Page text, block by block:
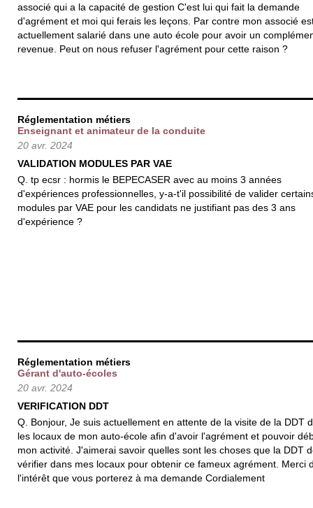
associé qui a la capacité de gestion C'est lui qui fait la demande
d'agrément et moi qui ferais les leçons. Par contre mon associé
actuellement salarié dans une auto école pour avoir un
revenue. Peut on nous refuser l'agrément pour cette raison ?
Réglementation métiers
Enseignant et animateur de la conduite
20 avr. 2024
VALIDATION MODULES PAR VAE
Q. tp ecsr : hormis le BEPECASER avec au moins 3 années
d'expériences professionnelles, y-a-t'il possibilité de valider
modules par VAE pour les candidats ne justifiant pas des 3 ans
d'expérience ?
Réglementation métiers
Gérant d'auto-écoles
20 avr. 2024
VERIFICATION DDT
Q. Bonjour, Je suis actuellement en attente de la visite de la DDT
les locaux de mon auto-école afin d'avoir l'agrément et pouvoir
mon activité. J'aimerai savoir quelles sont les choses que la DDT
vérifier dans mes locaux pour obtenir ce fameux agrément. Merci
l'intérêt que vous porterez à ma demande Cordialement